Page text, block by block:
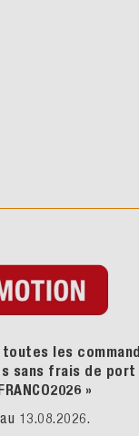
les
sans frais de
»
13.08.2026.